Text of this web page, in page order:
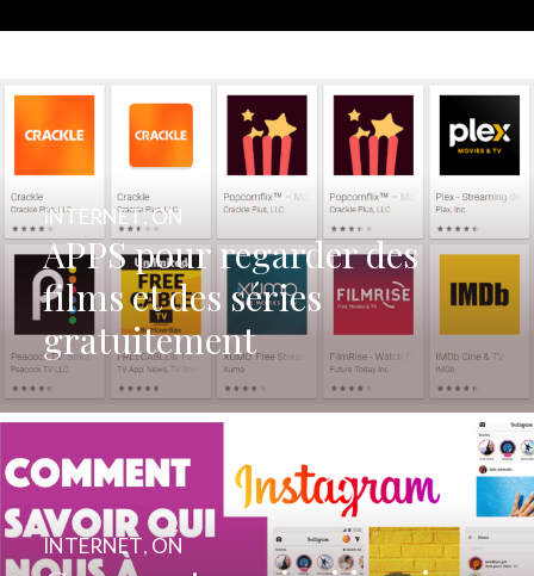
APPS pour regarder des
films et des séries
gratuitement
INTERNET,ON
INTERNET, ON